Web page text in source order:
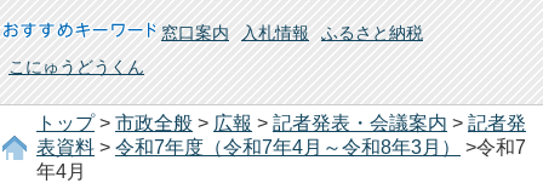
おすすめキーワード 窓口案内 入札情報
ふるさと納税
こにゅうどうくん
トップ> 市政全般 > 広報 > 記者発表・会議案内 > 記者発
表資料 > 令和7年度（令和7年4月～令和8年3月）
>令和7
年4月